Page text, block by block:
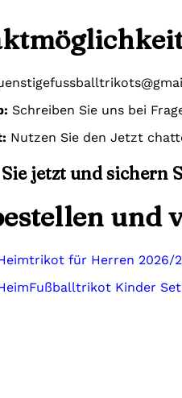
Schreiben Sie uns bei
Nutzen Sie den Jetzt
jetzt und sichern
und
für Herren 2026/
Kinder